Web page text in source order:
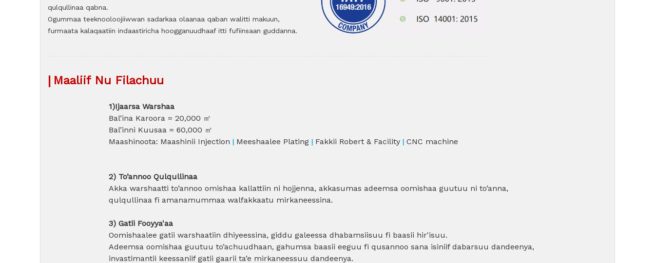
qulqullinaa qabna.
Ogummaa teeknooloojiiwwan sadarkaa olaanaa qaban walitti makuun,
furmaata kalaqaatiin indaastiricha hoogganuudhaaf itti fufiinsaan guddanna.
| Maaliif Nu Filachuu
1)Ijaarsa Warshaa
Bal’ina Karoora = 20,000 ㎡
Bal’inni Kuusaa = 60,000 ㎡
Maashinoota: Maashinii Injection | Meeshaalee Plating | Fakkii Robert & Facility | CNC machine
2) To’annoo Qulqullinaa
Akka warshaatti to’annoo omishaa kallattiin ni hojjenna, akkasumas adeemsa oomishaa guutuu ni to’anna,
qulqullinaa fi amanamummaa walfakkaatu mirkaneessina.
3) Gatii Fooyya'aa
Oomishaalee gatii warshaatiin dhiyeessina, giddu galeessa dhabamsiisuu fi baasii hir'isuu.
Adeemsa oomishaa guutuu to’achuudhaan, gahumsa baasii eeguu fi qusannoo sana isiniif dabarsuu dandeenya,
invastimantii keessaniif gatii gaarii ta’e mirkaneessuu dandeenya.